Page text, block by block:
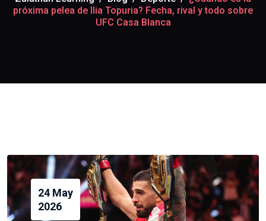
próxima pelea de Ilia Topuria? Fecha, rival y todo sobre
UFC Casa Blanca
24 May
2026